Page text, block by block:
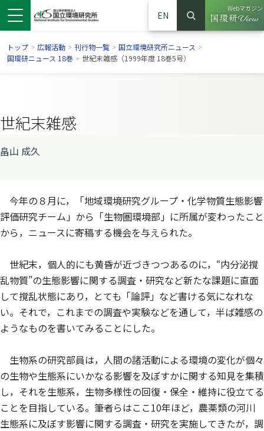
ウで開きます）
ンドウで開きます）
ウインドウで開きます）
EN
サイト内検索
検索
Webマガジン
（別ウイ
トップ > 広報活動 > 刊行物一覧 > 国立環境研究所ニュース >
国環研ニュース 18巻 > 世紀末雑感（1999年度 18巻5号）
世紀末雑感
畠山 成久
今年の８月に，「地域環境研究グループ・化学物質生態影響
評価研究チーム」から「生物圏環境部」に所属が変わったこと
から，ニュースに寄稿する機会を与えられた。
世紀末，個人的にも黄昏が近づきつつあるのに，“内分泌撹
乱物質”の生態影響に関する調査・研究など新たな課題に直面
して撹乱状態にあり，とても「論評」など書ける気になれな
い。それで，これまでの調査や実験などを通して，半ば雑感の
ようなものを書いてみることにした。
生物系の研究部員は，人間の諸活動による環境の変化が個々
の生物や生態系にいかなる影響を及ぼすかに関する知見を集積
し，それを生態系，生物多様性の回復・保全・維持に役立てる
ことを目指している。筆者らはここ10年ほど，農薬類の河川
生態系に及ぼす影響に関する調査・研究を実施してきたが，調